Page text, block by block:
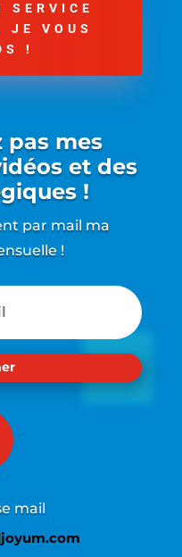
SERVICE
JE VOUS
!
pas mes
et des
!
par mail ma
!
mail